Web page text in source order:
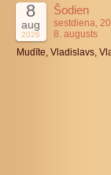
8
aug
2026
Šodien
sestdiena,
8. augusts
Mudīte, Vladislavs,